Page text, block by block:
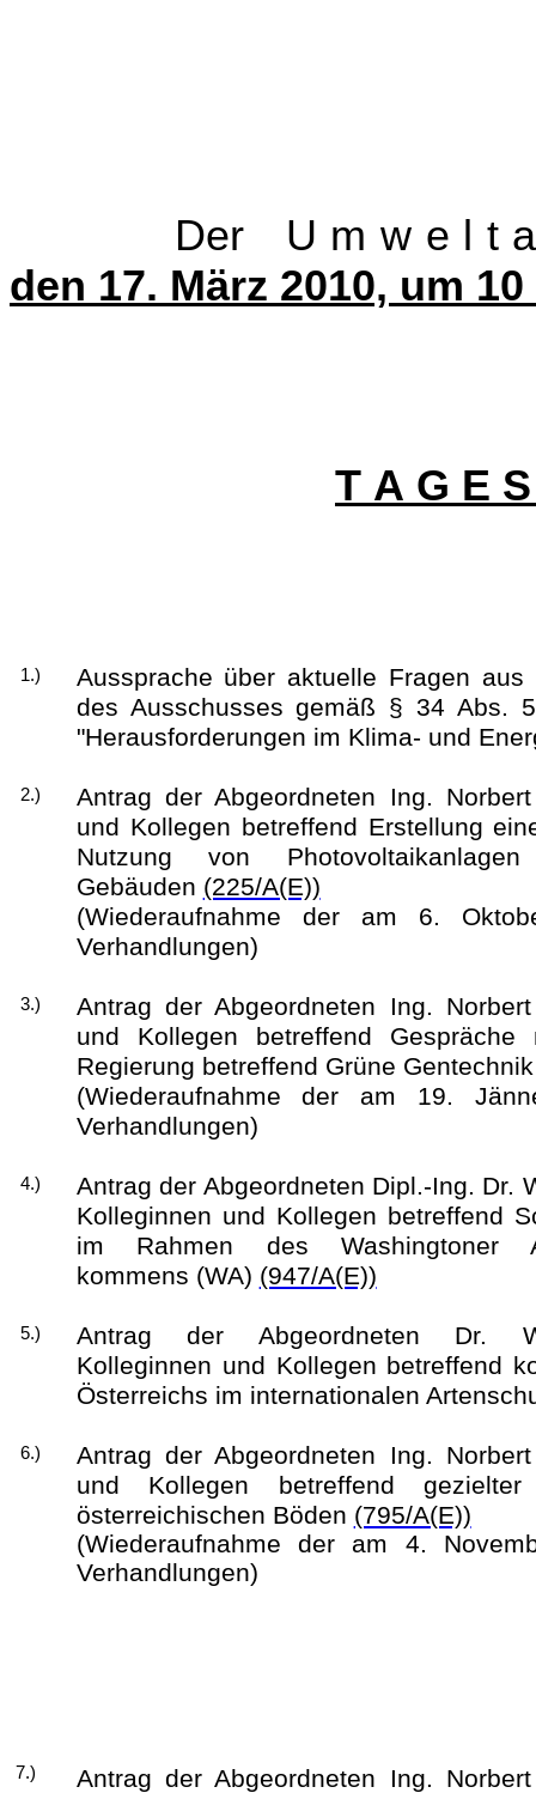
Der U m w e l t a
den 17. März 2010, um
T A G E
1.)
Aussprache über aktuelle Fragen aus
des Ausschusses gemäß § 34 Abs.
"Herausforderungen im Klima- und
2.)
Antrag der Abgeordneten Ing.
und Kollegen betreffend Erstellung
Nutzung von
Gebäuden (225/A(E))
(Wiederaufnahme der am 6.
Verhandlungen)
3.)
Antrag der Abgeordneten Ing.
und Kollegen betreffend
Regierung betreffend Grüne
(Wiederaufnahme der am 19.
Verhandlungen)
4.)
Antrag der Abgeordneten Dipl.-Ing. Dr.
Kolleginnen und Kollegen betreffend
im Rahmen des Washingtoner
kommens (WA) (947/A(E))
5.)
Antrag der Abgeordneten Dr.
Kolleginnen und Kollegen betreffend
Österreichs im internationalen
6.)
Antrag der Abgeordneten Ing.
und Kollegen betreffend
österreichischen Böden (795/A(E))
(Wiederaufnahme der am 4.
Verhandlungen)
7.)
Antrag der Abgeordneten Ing.